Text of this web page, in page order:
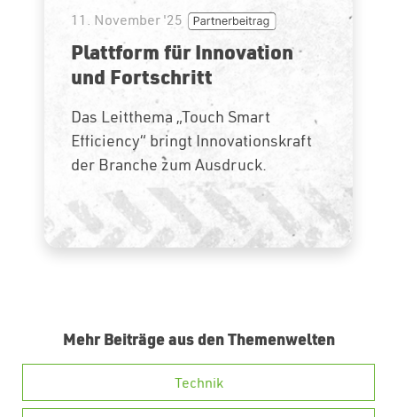
11. November '25
Plattform für Innovation
und Fortschritt
Das Leitthema „Touch Smart
Efficiency“ bringt Innovationskraft
der Branche zum Ausdruck.
Mehr Beiträge aus den Themenwelten
Technik